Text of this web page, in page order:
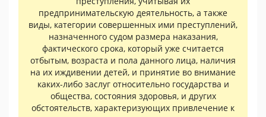
предпринимательскую деятельность, а также
виды, категории совершенных ими преступлений,
назначенного судом размера наказания,
фактического срока, который уже считается
отбытым, возраста и пола данного лица, наличия
на их иждивении детей, и принятие во внимание
каких-либо заслуг относительно государства и
общества, состояния здоровья, и других
обстоятельств, характеризующих привлечение к